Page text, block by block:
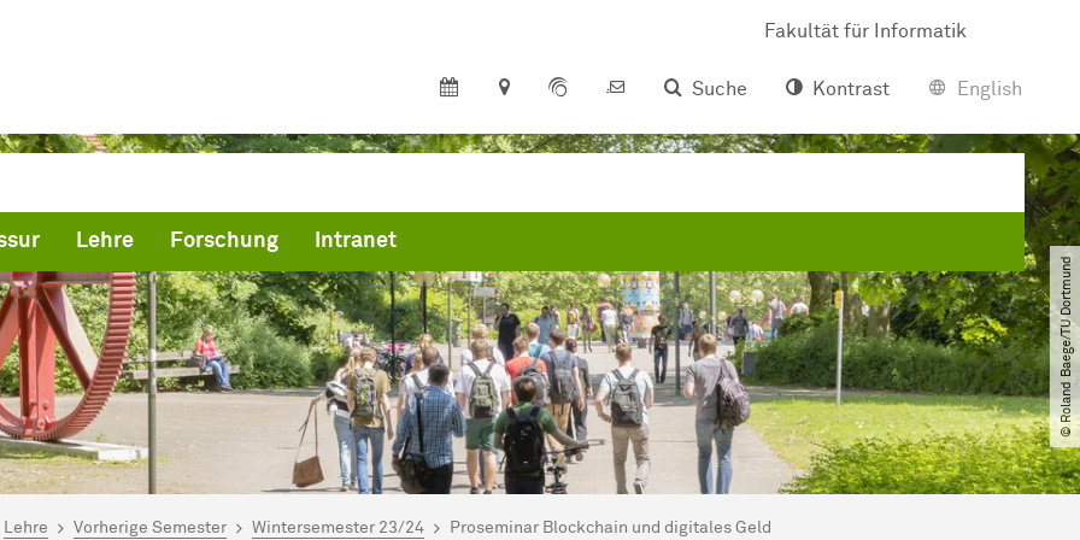
Fakultät für Informatik
Suche
Kontrast English
Lehre Forschung Intranet
© Roland Baege​/​TU Dortmund
hier:
Lehre Vorherige Semester Wintersemester 23/24 Proseminar Blockchain und digitales Geld